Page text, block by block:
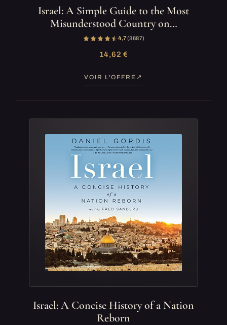
Israel: A Simple Guide to the Most
Misunderstood Country on…
4,7(3 687)
14,62 €
VOIR L'OFFRE
Israel: A Concise History of a Nation
Reborn